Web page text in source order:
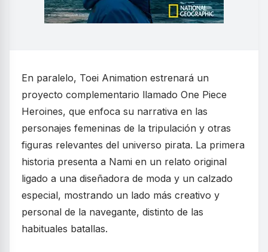
En paralelo, Toei Animation estrenará un
proyecto complementario llamado One Piece
Heroines, que enfoca su narrativa en las
personajes femeninas de la tripulación y otras
figuras relevantes del universo pirata. La primera
historia presenta a Nami en un relato original
ligado a una diseñadora de moda y un calzado
especial, mostrando un lado más creativo y
personal de la navegante, distinto de las
habituales batallas.